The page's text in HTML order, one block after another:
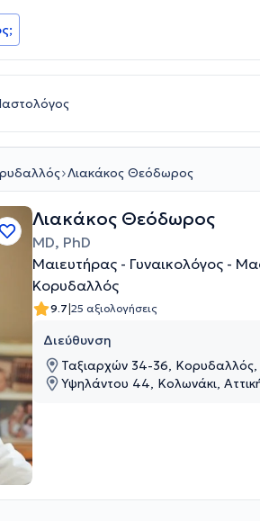
Λιακάκος Θεόδωρος
Λιακάκος Θεόδωρος
MD, PhD
Μαιευτήρας - Γυναικολόγος -
Κορυδαλλός
9.7|25 αξιολογήσεις
Διεύθυνση
Ταξιαρχών 34-36, Κορυδαλλός,
Υψηλάντου 44, Κολωνάκι,